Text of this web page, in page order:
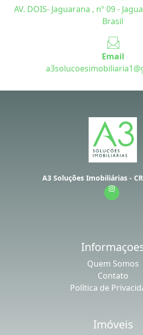
AV. DOIS- Jaguarana , nº 09 -
Brasil
Email
A3 Soluções Imobiliárias -
Quem Somos
Contato
Política de
Imóveis